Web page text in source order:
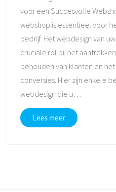
voor een Succesvolle
webshop is essentieel voor
bedrijf. Het webdesign van
cruciale rol bij het
behouden van klanten en
conversies. Hier zijn enkele
webdesign die u…
Lees meer